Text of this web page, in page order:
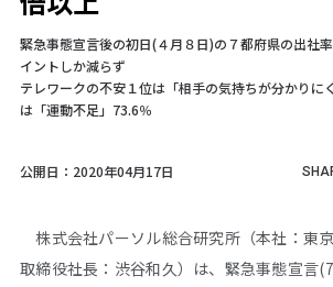
緊急事態宣言後の初日(４月８日)の７都府県の出社
イントしか減らず
テレワークの不安１位は「相手の気持ちが分かりに
は「運動不足」73.6％
公開日： 2020年04月17日
株式会社パーソル総合研究所（本社：東
取締役社長：渋谷和久）は、緊急事態宣言